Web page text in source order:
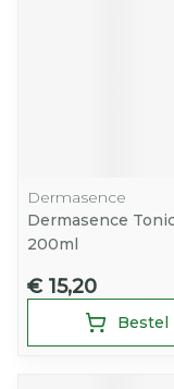
Dermasence
Dermasence
200ml
€ 15,20
Bestel